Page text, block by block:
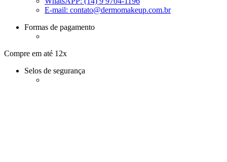
E-mail: contato@dermomakeup.com.br
Formas de pagamento
Compre em até 12x
Selos de segurança